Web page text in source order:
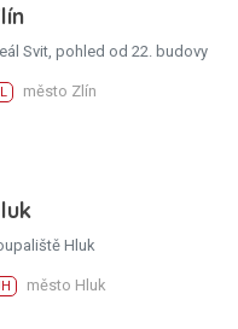
Svit, pohled od 22. budovy
město Zlín
Hluk
město Hluk